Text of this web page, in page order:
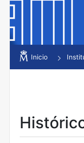
Mostrar/
Mostrar/
Mostrar/
Inicio